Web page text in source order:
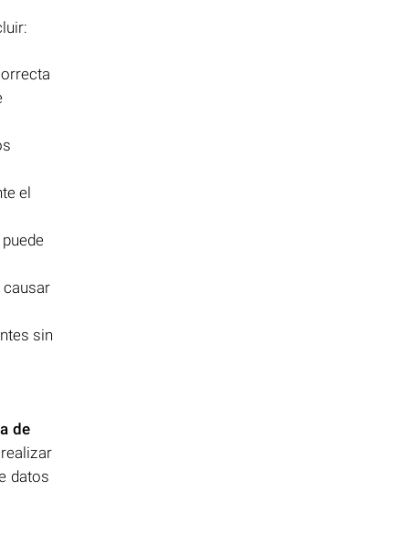
el
causar
sin
de
datos